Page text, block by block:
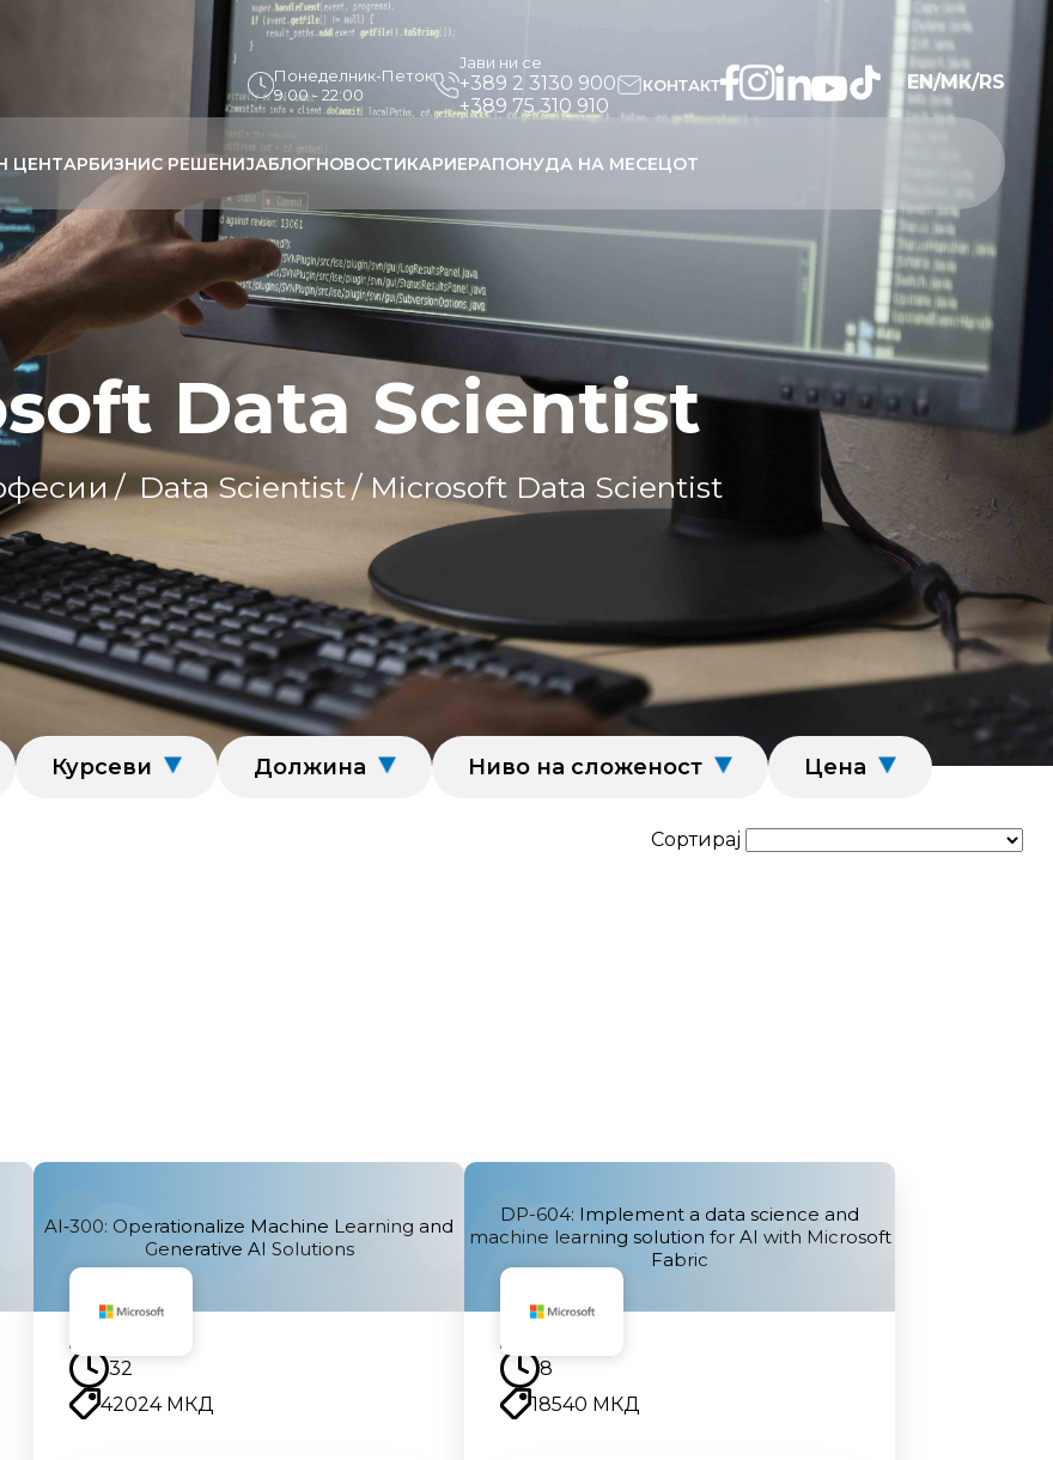
Понеделник-Петок
9:00 - 22:00
Јави ни се
+389 2 3130 900
+389 75 310 910
КОНТАКТ EN/МК/RS
ЦЕНТАРБИЗНИС РЕШЕНИЈАБЛОГНОВОСТИКАРИЕРАПОНУДА НА МЕСЕЦОТ
Data Scientist
/Data Scientist/ Microsoft Data Scientist
Курсеви Должина Ниво на сложеност Цена
Сортирај
AI‑300: Operationalize Machine Learning and
Generative AI Solutions
32
42024 МКД
DP-604: Implement a data science and
machine learning solution for AI with Microsoft
Fabric
8
18540 МКД